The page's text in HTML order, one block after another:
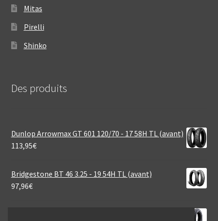
Mitas
Pirelli
Shinko
Des produits
Dunlop Arrowmax GT 601 120/70 - 17 58H TL (avant)
113,95€
Bridgestone BT 46 3.25 - 19 54H TL (avant)
97,96€